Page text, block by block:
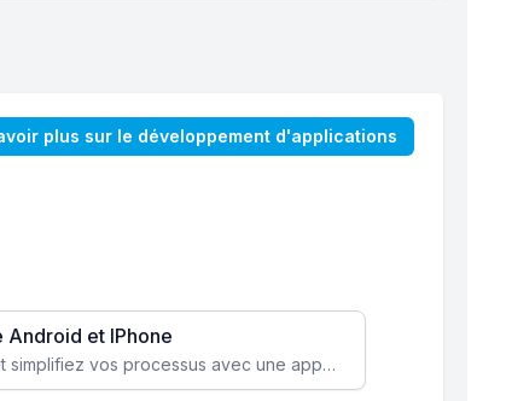
plus sur le développement d'applications
et IPhone
Augmentez l’engagement client et simplifiez vos processus avec une application mobile sur mesure, disponible sur iOS et Android.